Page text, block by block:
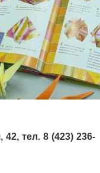
тел. 8 (423) 236-